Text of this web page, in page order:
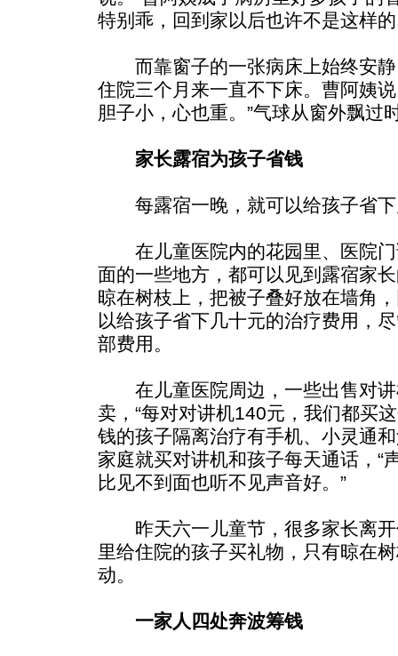
特别乖，回到家以后也许不是这样的
而靠窗子的一张病床上始终安静
住院三个月来一直不下床。曹阿姨
胆子小，心也重。”气球从窗外飘过
家长露宿为孩子省钱
每露宿一晚，就可以给孩子省下
在儿童医院内的花园里、医院门
面的一些地方，都可以见到露宿家
晾在树枝上，把被子叠好放在墙角
以给孩子省下几十元的治疗费用，
部费用。
在儿童医院周边，一些出售对讲
卖，“每对对讲机140元，我们都买
钱的孩子隔离治疗有手机、小灵通
家庭就买对讲机和孩子每天通话，“
比见不到面也听不见声音好。”
昨天六一儿童节，很多家长离开
里给住院的孩子买礼物，只有晾在
动。
一家人四处奔波筹钱